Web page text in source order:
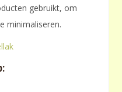
gebruikt, om
minimaliseren.